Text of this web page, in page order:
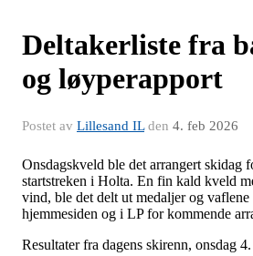
Deltakerliste fra
og løyperapport
Postet av Lillesand ILden 4. feb 2026
Onsdagskveld ble det arrangert skidag
startstreken i Holta. En fin kald kveld
vind, ble det delt ut medaljer og
hjemmesiden og i LP for kommende
Resultater fra dagens skirenn, onsdag